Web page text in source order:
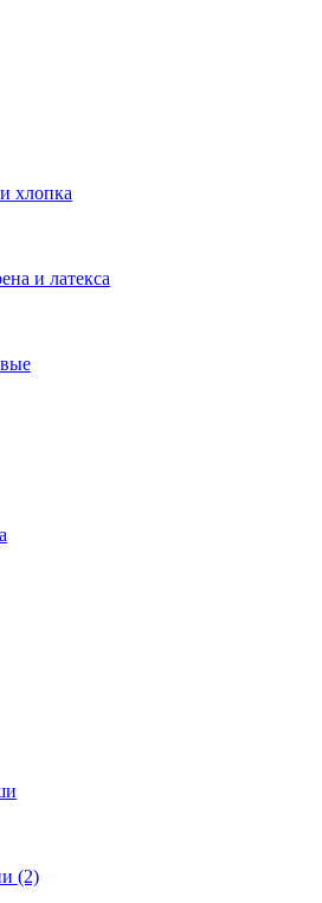
хлопка
и латекса
(2)